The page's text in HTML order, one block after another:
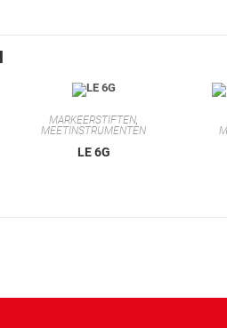
MARKEERSTIFTEN,
MEETINSTRUMENTEN
LE 6G